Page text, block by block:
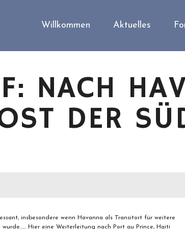
Willkommen Aktuelles
NACH
DER
insbesondere wenn Havanna als Transitort für weitere
Hier eine Weiterleitung nach Port au Prince, Haiti